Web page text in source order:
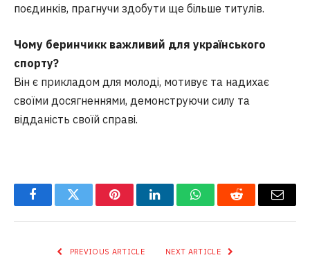
поєдинків, прагнучи здобути ще більше титулів.
Чому беринчикк важливий для українського
спорту?
Він є прикладом для молоді, мотивує та надихає
своїми досягненнями, демонструючи силу та
відданість своїй справі.
FacebookTwitter PinterestLinkedInWhatsAppReddit Email
PREVIOUS ARTICLE NEXT ARTICLE